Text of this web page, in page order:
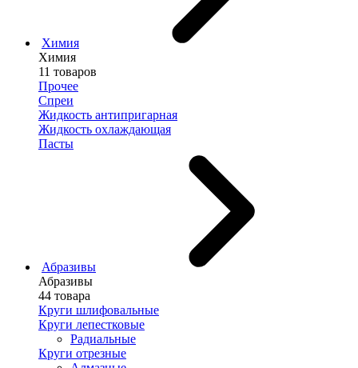
Химия
Химия
11 товаров
Прочее
Спреи
Жидкость антипригарная
Жидкость охлаждающая
Пасты
Абразивы
Абразивы
44 товара
Круги шлифовальные
Круги лепестковые
Радиальные
Круги отрезные